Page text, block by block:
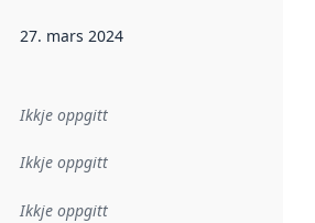
27. mars 2024
Ikkje oppgitt
Ikkje oppgitt
Ikkje oppgitt